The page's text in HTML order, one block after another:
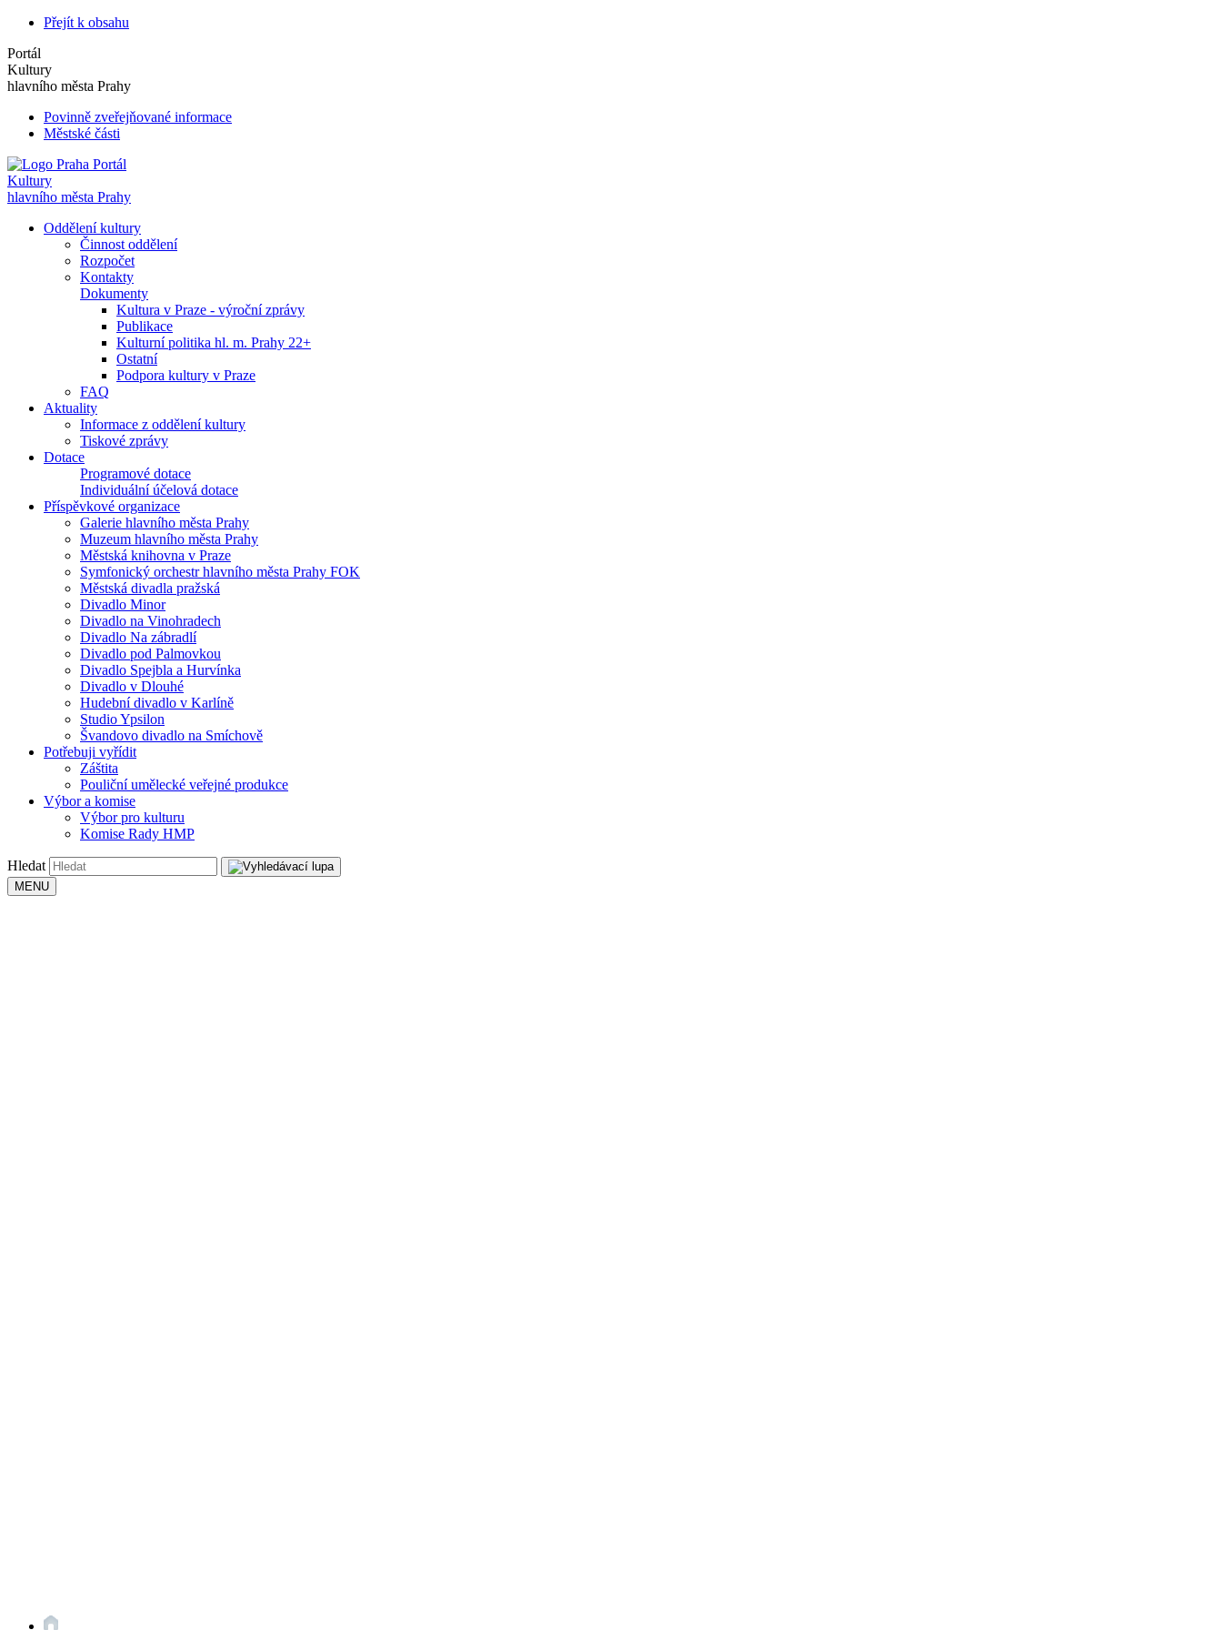
Přejít k obsahu
Portál
Kultury
hlavního města Prahy
Povinně zveřejňované informace
Městské části
Portál
Kultury
hlavního města Prahy
Oddělení kultury
Činnost oddělení
Rozpočet
Kontakty
Dokumenty
Kultura v Praze - výroční zprávy
Publikace
Kulturní politika hl. m. Prahy 22+
Ostatní
Podpora kultury v Praze
FAQ
Aktuality
Informace z oddělení kultury
Tiskové zprávy
Dotace
Programové dotace
Individuální účelová dotace
Příspěvkové organizace
Galerie hlavního města Prahy
Muzeum hlavního města Prahy
Městská knihovna v Praze
Symfonický orchestr hlavního města Prahy FOK
Městská divadla pražská
Divadlo Minor
Divadlo na Vinohradech
Divadlo Na zábradlí
Divadlo pod Palmovkou
Divadlo Spejbla a Hurvínka
Divadlo v Dlouhé
Hudební divadlo v Karlíně
Studio Ypsilon
Švandovo divadlo na Smíchově
Potřebuji vyřídit
Záštita
Pouliční umělecké veřejné produkce
Výbor a komise
Výbor pro kulturu
Komise Rady HMP
Hledat
MENU